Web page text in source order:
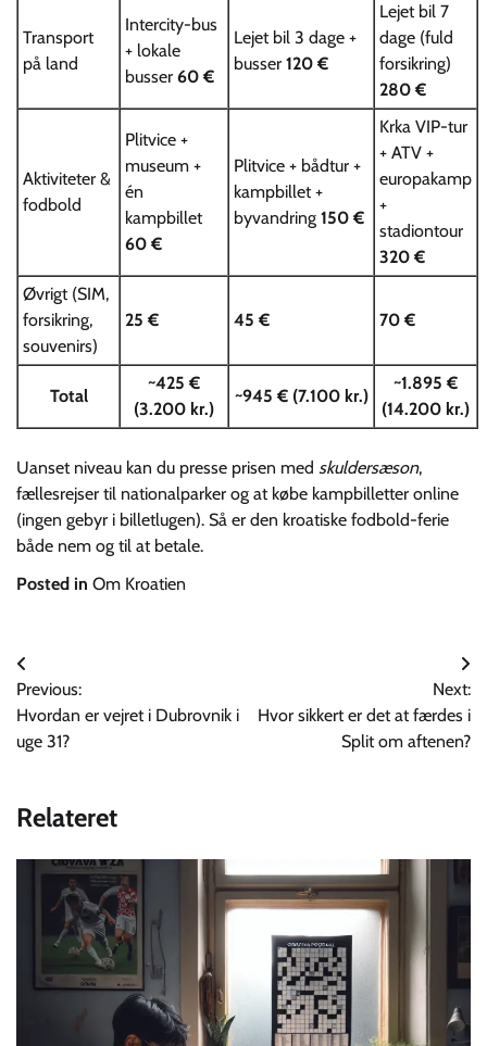
Transport
på land
Intercity-bus
+ lokale
busser 60 €
Lejet bil 3 dage +
busser 120 €
Lejet bil 7
dage (fuld
forsikring)
280 €
Aktiviteter &
fodbold
Plitvice +
museum +
én
kampbillet
60 €
Plitvice + bådtur +
kampbillet +
byvandring 150 €
Krka VIP-tur
+ ATV +
europakamp
+
stadiontour
320 €
Øvrigt (SIM,
forsikring,
souvenirs)
25 € 45 € 70 €
Total
~425 €
(3.200 kr.)
~945 €(7.100 kr.)
~1.895 €
(14.200 kr.)
Uanset niveau kan du presse prisen med skuldersæson,
fællesrejser til nationalparker og at købe kampbilletter online
(ingen gebyr i billetlugen). Så er den kroatiske fodbold-ferie
både nem og til at betale.
Posted in Om Kroatien
Indlægsnavigation
Previous:
Hvordan er vejret i Dubrovnik i
uge 31?
Next:
Hvor sikkert er det at færdes i
Split om aftenen?
Relateret